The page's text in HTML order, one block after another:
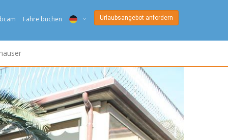
Fähre buchen
ENG
DEU
NED
FRA
Urlaubsangebot anfordern